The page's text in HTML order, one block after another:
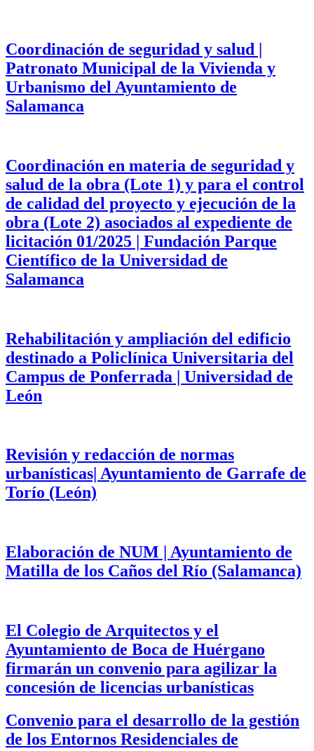
Coordinación de seguridad y salud |
Patronato Municipal de la Vivienda y
Urbanismo del Ayuntamiento de
Salamanca
Coordinación en materia de seguridad y
salud de la obra (Lote 1) y para el control
de calidad del proyecto y ejecución de la
obra (Lote 2) asociados al expediente de
licitación 01/2025 | Fundación Parque
Científico de la Universidad de
Salamanca
Rehabilitación y ampliación del edificio
destinado a Policlínica Universitaria del
Campus de Ponferrada | Universidad de
León
Revisión y redacción de normas
urbanísticas| Ayuntamiento de Garrafe de
Torío (León)
Elaboración de NUM | Ayuntamiento de
Matilla de los Caños del Río (Salamanca)
El Colegio de Arquitectos y el
Ayuntamiento de Boca de Huérgano
firmarán un convenio para agilizar la
concesión de licencias urbanísticas
Convenio para el desarrollo de la gestión
de los Entornos Residenciales de